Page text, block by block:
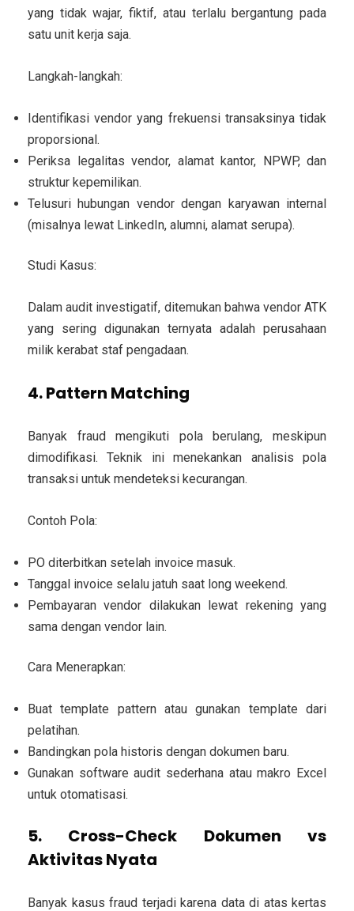
yang tidak wajar, fiktif, atau terlalu bergantung pada
satu unit kerja saja.
Langkah-langkah:
Identifikasi vendor yang frekuensi transaksinya tidak
proporsional.
Periksa legalitas vendor, alamat kantor, NPWP, dan
struktur kepemilikan.
Telusuri hubungan vendor dengan karyawan internal
(misalnya lewat LinkedIn, alumni, alamat serupa).
Studi Kasus:
Dalam audit investigatif, ditemukan bahwa vendor ATK
yang sering digunakan ternyata adalah perusahaan
milik kerabat staf pengadaan.
4. Pattern Matching
Banyak fraud mengikuti pola berulang, meskipun
dimodifikasi. Teknik ini menekankan analisis pola
transaksi untuk mendeteksi kecurangan.
Contoh Pola:
PO diterbitkan setelah invoice masuk.
Tanggal invoice selalu jatuh saat long weekend.
Pembayaran vendor dilakukan lewat rekening yang
sama dengan vendor lain.
Cara Menerapkan:
Buat template pattern atau gunakan template dari
pelatihan.
Bandingkan pola historis dengan dokumen baru.
Gunakan software audit sederhana atau makro Excel
untuk otomatisasi.
5. Cross-Check Dokumen vs
Aktivitas Nyata
Banyak kasus fraud terjadi karena data di atas kertas